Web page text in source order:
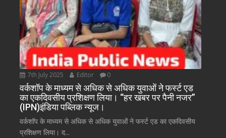
7th July 2025 Editor 0
वर्कशॉप के माध्यम से अधिक से अधिक युवाओं ने फर्स्ट एड
का एकदिवसीय प्रशिक्षण लिया। “हर खबर पर पैनी नजर”
(IPN)इंडिया पब्लिक न्यूज।
वर्कशॉप के माध्यम से अधिक से अधिक युवाओं ने फर्स्ट एड का एकदिवसीय
प्रशिक्षण लिया। द...